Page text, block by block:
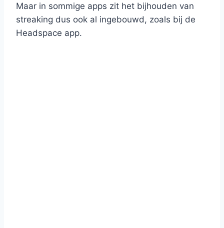
Maar in sommige apps zit het bijhouden van
streaking dus ook al ingebouwd, zoals bij de
Headspace app.